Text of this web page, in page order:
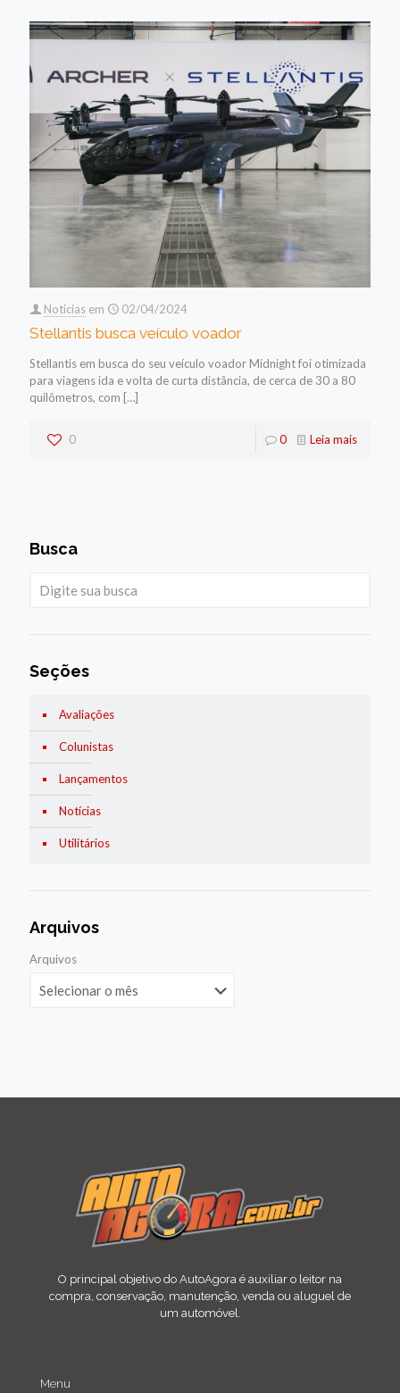
Noticias em 02/04/2024
Stellantis busca veículo voador
Stellantis em busca do seu veículo voador Midnight foi otimizada
para viagens ida e volta de curta distância, de cerca de 30 a 80
quilômetros, com […]
0 0 Leia mais
Busca
Seções
Avaliações
Colunistas
Lançamentos
Notícias
Utilitários
Arquivos
Arquivos
O principal objetivo do AutoAgora é auxiliar o leitor na
compra, conservação, manutenção, venda ou aluguel de
um automóvel.
Menu